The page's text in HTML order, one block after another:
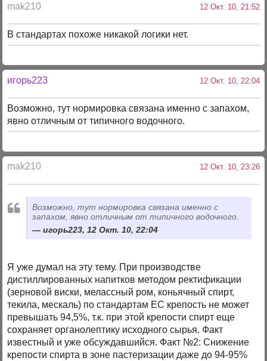
mak210 12 Окт. 10, 21:52
В стандартах похоже никакой логики нет.
игорь223 12 Окт. 10, 22:04
Возможно, тут нормировка связана именно с запахом,
явно отличным от типичного водочного.
mak210 12 Окт. 10, 23:26
Возможно, тут нормировка связана именно с
запахом, явно отличным от типичного водочного.
игорь223, 12 Окт. 10, 22:04
Я уже думал на эту тему. При производстве
дистиллированных напитков методом ректификации
(зерновой виски, мелассный ром, коньячный спирт,
текила, мескаль) по стандартам ЕС крепость не может
превышать 94,5%, т.к. при этой крепости спирт еще
сохраняет органолептику исходного сырья. Факт
известный и уже обсуждавшийся. Факт №2: Снижение
крепости спирта в зоне пастеризации даже до 94-95%